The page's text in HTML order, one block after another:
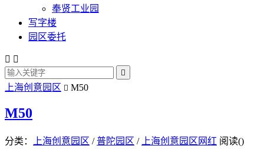
奉贤工业园
写字楼
园区委托
 

上海创意园区  M50
M50
分类： 上海创意园区 /普陀园区 / 上海创意园区网红 阅读()